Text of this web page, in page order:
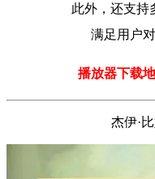
此外，还支持
满足用户
播放器下载
杰伊·